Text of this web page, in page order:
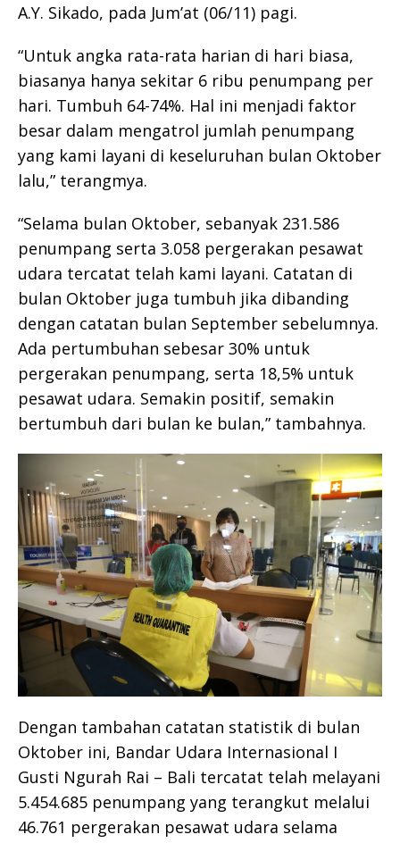
A.Y. Sikado, pada Jum’at (06/11) pagi.
“Untuk angka rata-rata harian di hari biasa,
biasanya hanya sekitar 6 ribu penumpang per
hari. Tumbuh 64-74%. Hal ini menjadi faktor
besar dalam mengatrol jumlah penumpang
yang kami layani di keseluruhan bulan Oktober
lalu,” terangmya.
“Selama bulan Oktober, sebanyak 231.586
penumpang serta 3.058 pergerakan pesawat
udara tercatat telah kami layani. Catatan di
bulan Oktober juga tumbuh jika dibanding
dengan catatan bulan September sebelumnya.
Ada pertumbuhan sebesar 30% untuk
pergerakan penumpang, serta 18,5% untuk
pesawat udara. Semakin positif, semakin
bertumbuh dari bulan ke bulan,” tambahnya.
Dengan tambahan catatan statistik di bulan
Oktober ini, Bandar Udara Internasional I
Gusti Ngurah Rai – Bali tercatat telah melayani
5.454.685 penumpang yang terangkut melalui
46.761 pergerakan pesawat udara selama